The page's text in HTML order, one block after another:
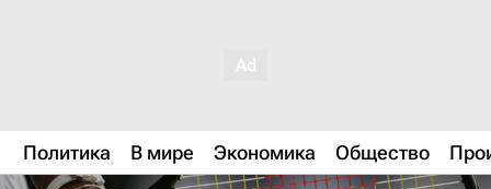
Политика В мире Экономика Общество